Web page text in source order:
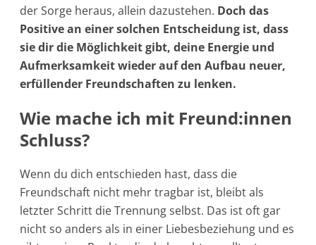
der Sorge heraus, allein dazustehen. Doch das
Positive an einer solchen Entscheidung ist, dass
sie dir die Möglichkeit gibt, deine Energie und
Aufmerksamkeit wieder auf den Aufbau neuer,
erfüllender Freundschaften zu lenken.
Wie mache ich mit Freund:innen
Schluss?
Wenn du dich entschieden hast, dass die
Freundschaft nicht mehr tragbar ist, bleibt als
letzter Schritt die Trennung selbst. Das ist oft gar
nicht so anders als in einer Liebesbeziehung und es